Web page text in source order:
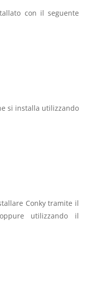
con il seguente
si installa utilizzando
Conky tramite il
utilizzando il